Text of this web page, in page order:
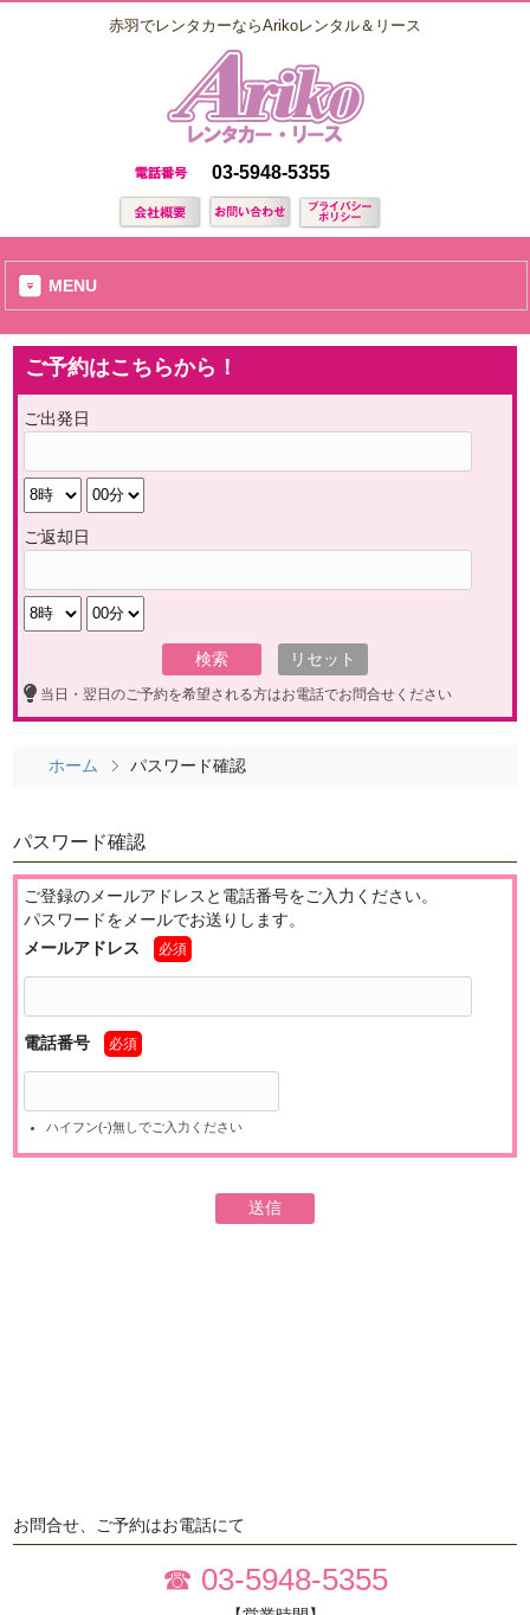
赤羽でレンタカーならArikoレンタル＆リース
03-5948-5355
MENU
ご予約はこちらから！
ご出発日
ご返却日
当日・翌日のご予約を希望される方はお電話でお問合せください
ホーム パスワード確認
パスワード確認
ご登録のメールアドレスと電話番号をご入力ください。
パスワードをメールでお送りします。
メールアドレス
必須
電話番号 必須
ハイフン(-)無しでご入力ください
お問合せ、ご予約はお電話にて
☎ 03-5948-5355